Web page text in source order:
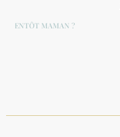
BIENTÔT MAMAN ?